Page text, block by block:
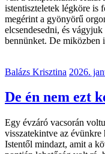
istentiszteletek légköre is
megérint a gyönyörű
elcsendesedni, és
bennünket. De
Balázs Krisztina 2026.
De én nem ezt
Egy évzáró vacsorán
visszatekintve az
Istentől mindazt, amit a